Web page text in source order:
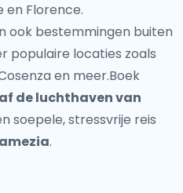
en Florence.
ook bestemmingen buiten
populaire locaties zoals
en meer.Boek
de luchthaven van
soepele, stressvrije reis
.